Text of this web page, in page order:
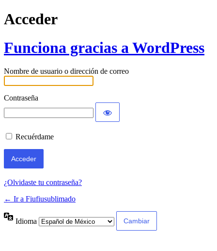
Acceder
Funciona gracias a WordPress
Nombre de usuario o dirección de correo
Contraseña
Recuérdame
¿Olvidaste tu contraseña?
← Ir a Fiufiusublimado
Idioma